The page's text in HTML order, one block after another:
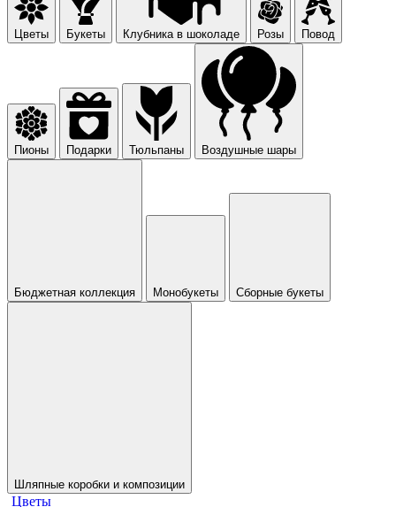
Цветы Букеты Клубника в шоколаде Розы Повод
Пионы Подарки Тюльпаны Воздушные шары
Бюджетная коллекция Монобукеты Сборные букеты
Шляпные коробки и композиции
Цветы